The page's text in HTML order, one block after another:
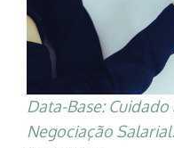
Data-Base:
Negociação